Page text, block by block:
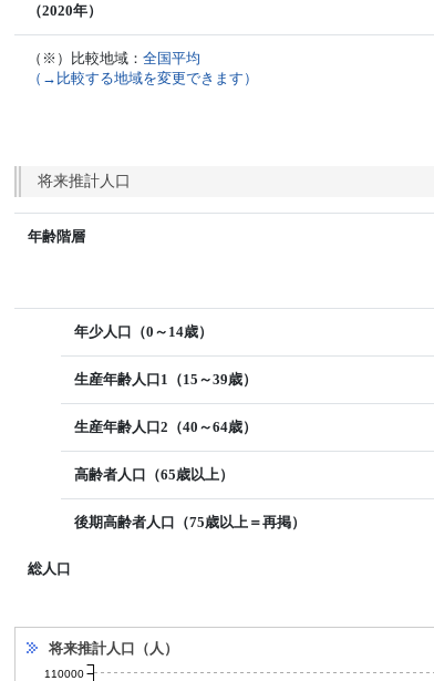
（2020年）
（※）比較地域：全国平均
（→比較する地域を変更できます）
将来推計人口
年齢階層
年少人口（0～14歳）
生産年齢人口1（15～39歳）
生産年齢人口2（40～64歳）
高齢者人口（65歳以上）
後期高齢者人口（75歳以上＝再掲）
総人口
将来推計人口（人）
110000